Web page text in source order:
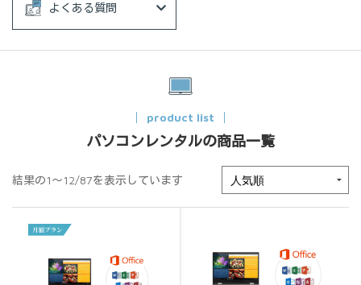
よくある質問
product list
パソコンレンタルの商品一覧
結果の1～12/87を表示しています